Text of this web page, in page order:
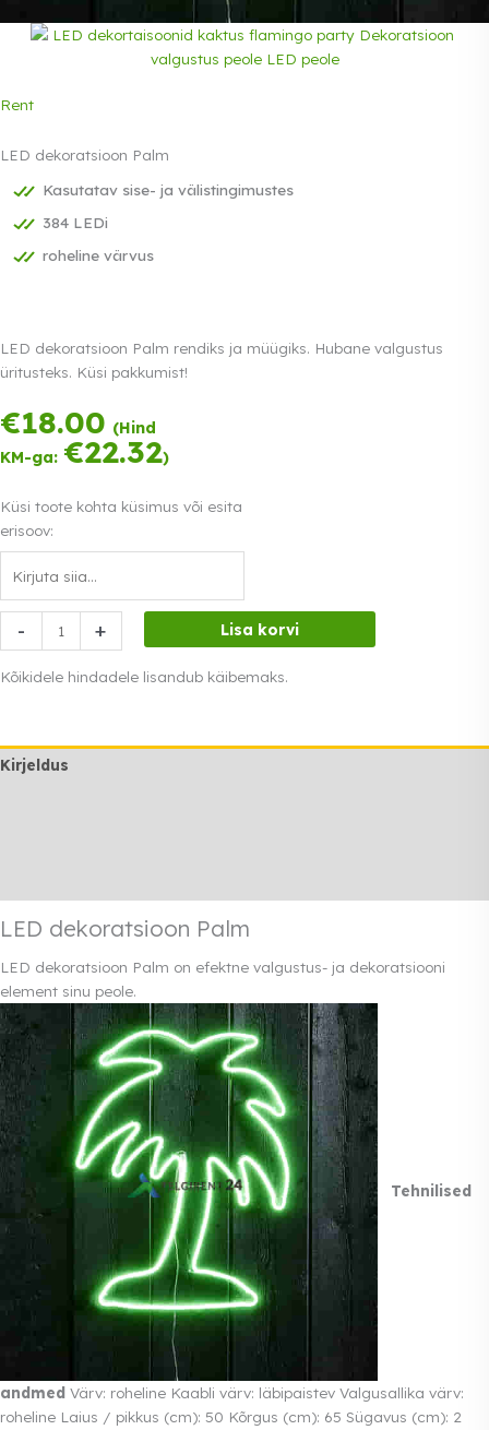
Rent
LED dekoratsioon Palm
Kasutatav sise- ja välistingimustes
384 LEDi
roheline värvus
LED dekoratsioon Palm rendiks ja müügiks. Hubane valgustus
üritusteks. Küsi pakkumist!
€18.00 (Hind
KM-ga: €22.32)
Küsi toote kohta küsimus või esita
erisoov:
-
dekoratsioon
Palm
+ Lisa korvi
Kõikidele hindadele lisandub käibemaks.
Kirjeldus
LED dekoratsioon Palm
LED dekoratsioon Palm on efektne valgustus- ja dekoratsiooni
element sinu peole.
Tehnilised
andmed Värv: roheline Kaabli värv: läbipaistev Valgusallika värv:
roheline Laius / pikkus (cm): 50 Kõrgus (cm): 65 Sügavus (cm): 2